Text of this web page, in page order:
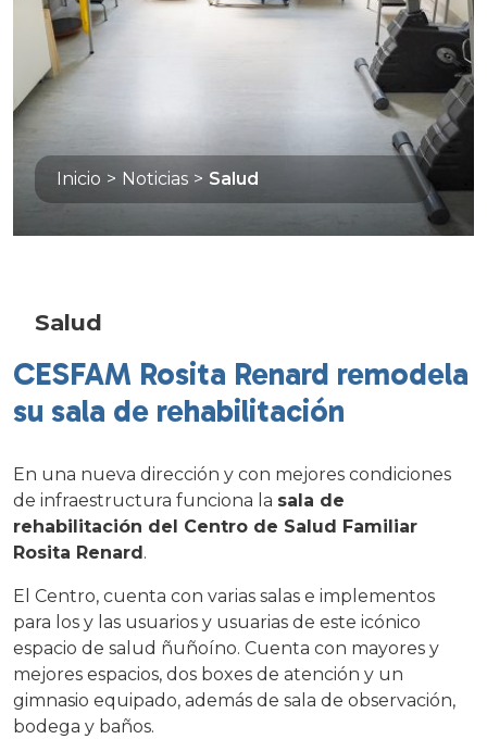
Inicio > Noticias > Salud
Salud
CESFAM Rosita Renard remodela
su sala de rehabilitación
En una nueva dirección y con mejores condiciones
de infraestructura funciona la sala de
rehabilitación del Centro de Salud Familiar
Rosita Renard.
El Centro, cuenta con varias salas e implementos
para los y las usuarios y usuarias de este icónico
espacio de salud ñuñoíno. Cuenta con mayores y
mejores espacios, dos boxes de atención y un
gimnasio equipado, además de sala de observación,
bodega y baños.